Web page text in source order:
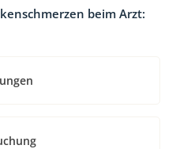
beim Arzt: